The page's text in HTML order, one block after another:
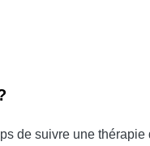
de suivre une